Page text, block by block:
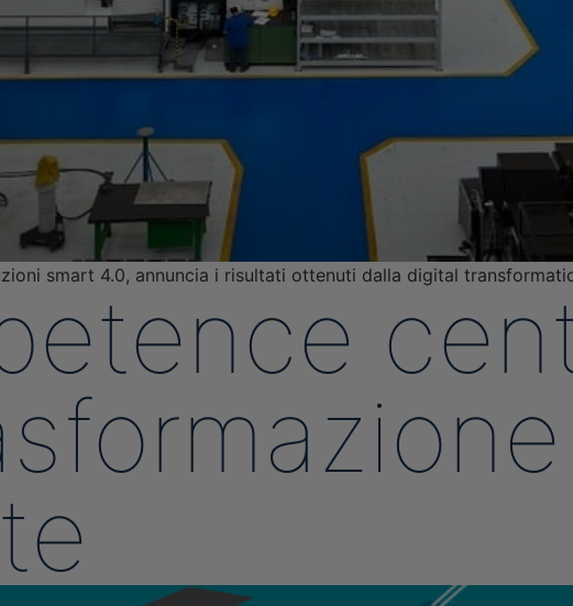
smart 4.0, annuncia i risultati ottenuti dalla digital